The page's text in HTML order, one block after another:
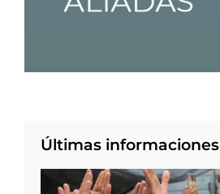
Últimas informaciones